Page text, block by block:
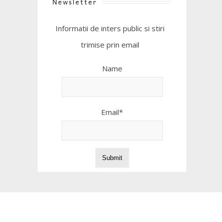
Informatii de inters public si stiri
trimise prin email
Name
Email*